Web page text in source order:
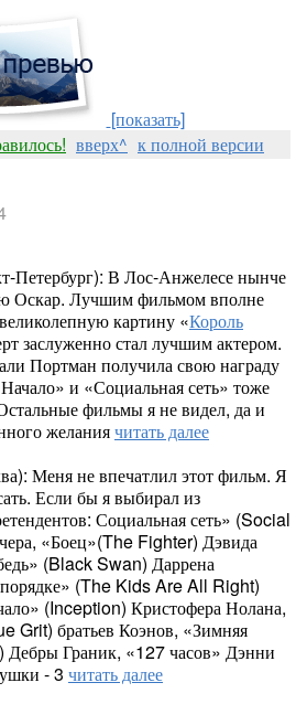
[показать]
вверх^ к полной версии
Петербург): В Лос-Анжелесе нынче
Оскар. Лучшим фильмом вполне
картину «Король
заслуженно стал лучшим актером.
Портман получила свою награду
и «Социальная сеть» тоже
фильмы я не видел, да и
желаниячитать далее
Меня не впечатлил этот фильм. Я
Если бы я выбирал из
Социальная сеть» (Social
«Боец»(The Fighter) Дэвида
(Black Swan) Даррена
(The Kids Are All Right)
(Inception) Кристофера Нолана,
Grit) братьев Коэнов, «Зимняя
Дебры Граник, «127 часов» Дэнни
- 3 читать далее